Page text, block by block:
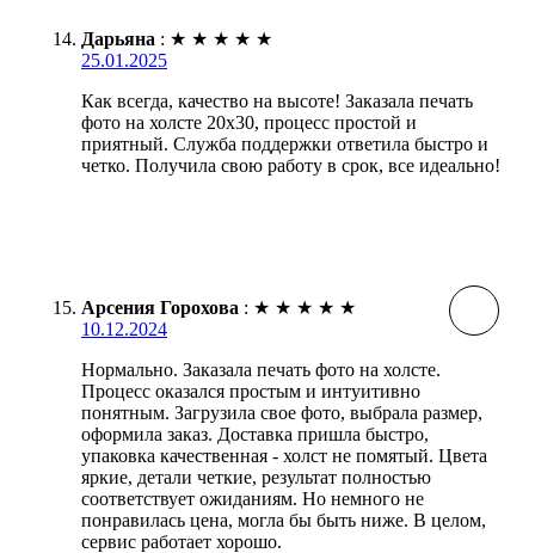
Дарьяна : ★ ★ ★ ★ ★
25.01.2025
Как всегда, качество на высоте! Заказала печать
фото на холсте 20х30, процесс простой и
приятный. Служба поддержки ответила быстро и
четко. Получила свою работу в срок, все идеально!
Арсения Горохова : ★ ★ ★ ★ ★
10.12.2024
Нормально. Заказала печать фото на холсте.
Процесс оказался простым и интуитивно
понятным. Загрузила свое фото, выбрала размер,
оформила заказ. Доставка пришла быстро,
упаковка качественная - холст не помятый. Цвета
яркие, детали четкие, результат полностью
соответствует ожиданиям. Но немного не
понравилась цена, могла бы быть ниже. В целом,
сервис работает хорошо.